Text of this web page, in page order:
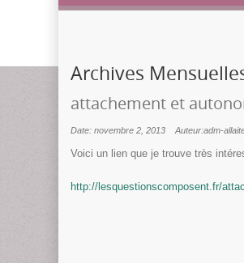
Archives
attachement et
Date: novembre 2, 2013 Auteur:adm-
Voici un lien que je trouve très
http://lesquestionscomposent.fr/